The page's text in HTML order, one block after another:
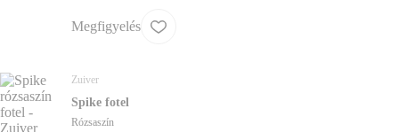
Megfigyelés
Zuiver
Spike fotel
Rózsaszín